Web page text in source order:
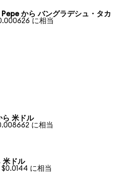
から バングラデシュ・タカ
に相当
米ドル
に相当
米ドル
$0.0144 に相当